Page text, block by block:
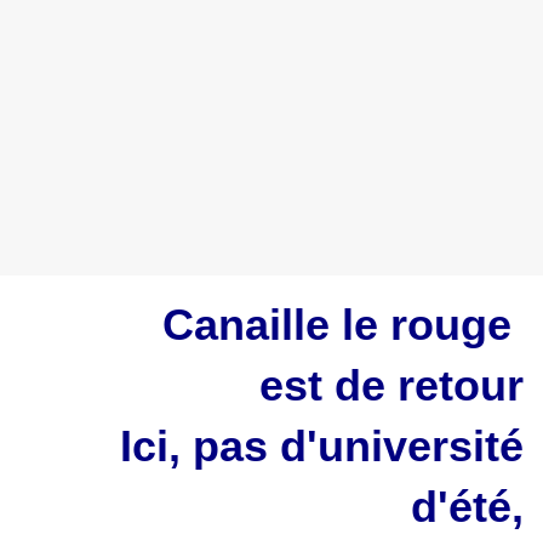
Canaille le rouge
est de retour
Ici, pas d'université
d'été,